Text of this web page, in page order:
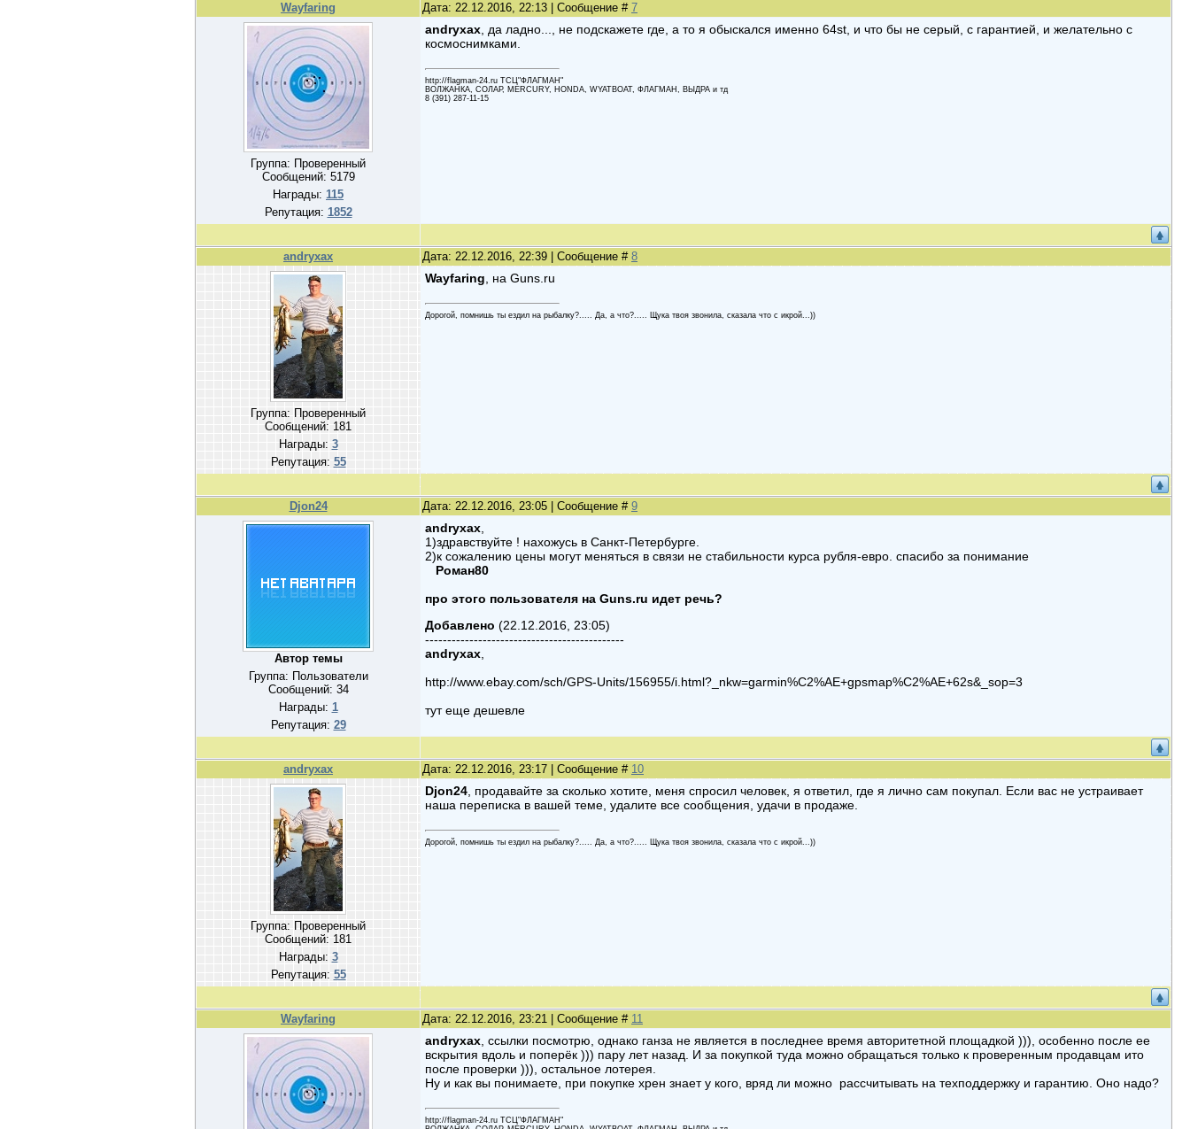
Wayfaring Дата: 22.12.2016, 22:13 | Сообщение # 7
Группа: Проверенный
Сообщений: 5179
Награды: 115
Репутация: 1852
andryxax , да ладно..., не подскажете где, а то я обыскался именно 64st, и что бы не серый, с гарантией, и желательно с
космоснимками.
http://flagman-24.ru ТСЦ"ФЛАГМАН"
ВОЛЖАНКА, СОЛАР, MERCURY, HONDA, WYATBOAT, ФЛАГМАН, ВЫДРА и тд
8 (391) 287-11-15
andryxax Дата: 22.12.2016, 22:39 | Сообщение # 8
Группа: Проверенный
Сообщений: 181
Награды: 3
Репутация: 55
Wayfaring , на Guns.ru
Дорогой, помнишь ты ездил на рыбалку?..... Да, а что?..... Щука твоя звонила, сказала что с икрой...))
Djon24 Дата: 22.12.2016, 23:05 | Сообщение # 9
Автор темы
Группа: Пользователи
Сообщений: 34
Награды: 1
Репутация: 29
andryxax
1)здравствуйте ! нахожусь в Санкт-Петербурге.
2)к сожалению цены могут меняться в связи не стабильности курса рубля-евро. спасибо за понимание
Роман80
про этого пользователя на Guns.ru идет речь?
Добавлено (22.12.2016, 23:05)
---------------------------------------------
andryxax
http://www.ebay.com/sch/GPS-Units/156955/i.html?_nkw=garmin%C2%AE+gpsmap%C2%AE+62s&_sop=3
тут еще дешевле
andryxax Дата: 22.12.2016, 23:17 | Сообщение # 10
Группа: Проверенный
Сообщений: 181
Награды: 3
Репутация: 55
Djon24 , продавайте за сколько хотите, меня спросил человек, я ответил, где я лично сам покупал. Если вас не устраивает
наша переписка в вашей теме, удалите все сообщения, удачи в продаже.
Дорогой, помнишь ты ездил на рыбалку?..... Да, а что?..... Щука твоя звонила, сказала что с икрой...))
Wayfaring Дата: 22.12.2016, 23:21 | Сообщение # 11
andryxax , ссылки посмотрю, однако ганза не является в последнее время авторитетной площадкой ))), особенно после ее
вскрытия вдоль и поперёк ))) пару лет назад. И за покупкой туда можно обращаться только к проверенным продавцам ито
после проверки ))), остальное лотерея.
Ну и как вы понимаете, при покупке хрен знает у кого, вряд ли можно рассчитывать на техподдержку и гарантию. Оно надо?
http://flagman-24.ru ТСЦ"ФЛАГМАН"